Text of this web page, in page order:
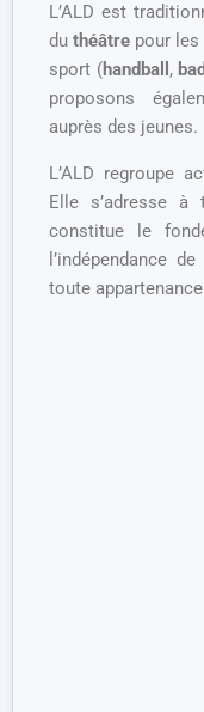
L’ALD est
du théâtre pour les
sport (handball ,
proposons
auprès des jeunes.
L’ALD regroupe
Elle s’adresse
constitue le
l’indépendance
toute